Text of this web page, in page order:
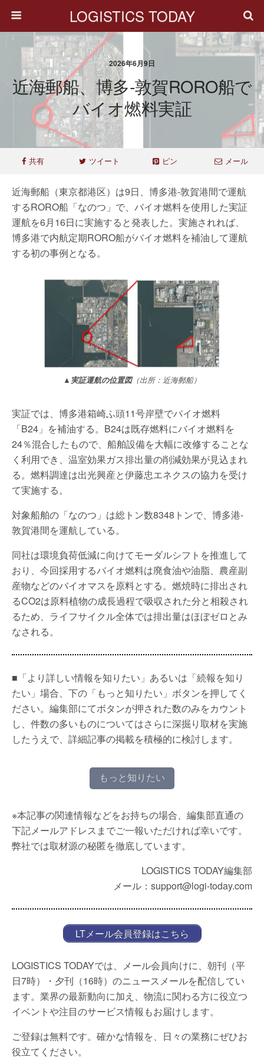
LOGISTICS TODAY
2026年6月9日
近海郵船、博多-敦賀RORO船で
バイオ燃料実証
共有 ツイート ピン メール
近海郵船（東京都港区）は9日、博多港-敦賀港間で運航
するRORO船「なのつ」で、バイオ燃料を使用した実証
運航を6月16日に実施すると発表した。実施されれば、
博多港で内航定期RORO船がバイオ燃料を補油して運航
する初の事例となる。
▲実証運航の位置図（出所：近海郵船）
実証では、博多港箱崎ふ頭11号岸壁でバイオ燃料
「B24」を補油する。B24は既存燃料にバイオ燃料を
24％混合したもので、船舶設備を大幅に改修することな
く利用でき、温室効果ガス排出量の削減効果が見込まれ
る。燃料調達は出光興産と伊藤忠エネクスの協力を受け
て実施する。
対象船舶の「なのつ」は総トン数8348トンで、博多港-
敦賀港間を運航している。
同社は環境負荷低減に向けてモーダルシフトを推進して
おり、今回採用するバイオ燃料は廃食油や油脂、農産副
産物などのバイオマスを原料とする。燃焼時に排出され
るCO2は原料植物の成長過程で吸収された分と相殺され
るため、ライフサイクル全体では排出量はほぼゼロとみ
なされる。
■「より詳しい情報を知りたい」あるいは「続報を知り
たい」場合、下の「もっと知りたい」ボタンを押してく
ださい。編集部にてボタンが押された数のみをカウント
し、件数の多いものについてはさらに深掘り取材を実施
したうえで、詳細記事の掲載を積極的に検討します。
もっと知りたい
※本記事の関連情報などをお持ちの場合、編集部直通の
下記メールアドレスまでご一報いただければ幸いです。
弊社では取材源の秘匿を徹底しています。
LOGISTICS TODAY編集部
メール：support@logi-today.com
LTメール会員登録はこちら
LOGISTICS TODAYでは、メール会員向けに、朝刊（平
日7時）・夕刊（16時）のニュースメールを配信してい
ます。業界の最新動向に加え、物流に関わる方に役立つ
イベントや注目のサービス情報もお届けします。
ご登録は無料です。確かな情報を、日々の業務にぜひお
役立てください。